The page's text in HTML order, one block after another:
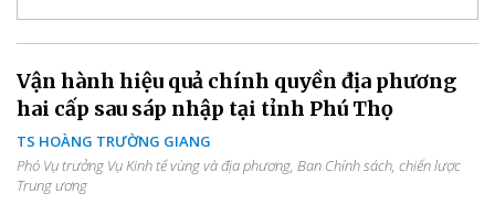
Vận hành hiệu quả chính quyền địa phương
hai cấp sau sáp nhập tại tỉnh Phú Thọ
TS HOÀNG TRƯỜNG GIANG
Phó Vụ trưởng Vụ Kinh tế vùng và địa phương, Ban Chính sách, chiến lược
Trung ương